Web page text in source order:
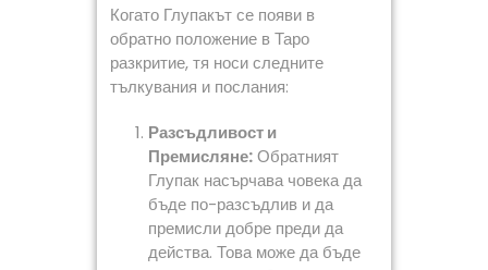
Когато Глупакът се появи в
обратно положение в Таро
разкритие, тя носи следните
тълкувания и послания:
Разсъдливост и
Премисляне:Обратният
Глупак насърчава човека да
бъде по-разсъдлив и да
премисли добре преди да
действа. Това може да бъде